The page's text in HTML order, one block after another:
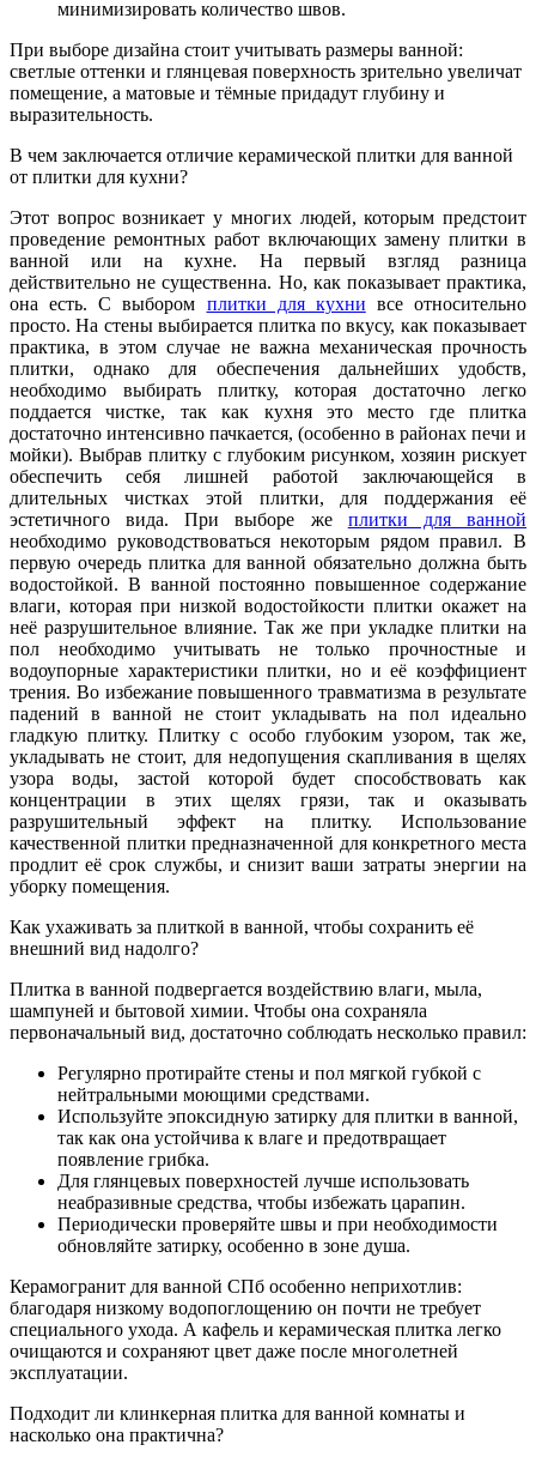
минимизировать количество швов.
При выборе дизайна стоит учитывать размеры ванной:
светлые оттенки и глянцевая поверхность зрительно увеличат
помещение, а матовые и тёмные придадут глубину и
выразительность.
В чем заключается отличие керамической плитки для ванной
от плитки для кухни?
Этот вопрос возникает у многих людей, которым предстоит
проведение ремонтных работ включающих замену плитки в
ванной или на кухне. На первый взгляд разница
действительно не существенна. Но, как показывает практика,
она есть. С выбором плитки для кухни все относительно
просто. На стены выбирается плитка по вкусу, как показывает
практика, в этом случае не важна механическая прочность
плитки, однако для обеспечения дальнейших удобств,
необходимо выбирать плитку, которая достаточно легко
поддается чистке, так как кухня это место где плитка
достаточно интенсивно пачкается, (особенно в районах печи и
мойки). Выбрав плитку с глубоким рисунком, хозяин рискует
обеспечить себя лишней работой заключающейся в
длительных чистках этой плитки, для поддержания её
эстетичного вида. При выборе же плитки для ванной
необходимо руководствоваться некоторым рядом правил. В
первую очередь плитка для ванной обязательно должна быть
водостойкой. В ванной постоянно повышенное содержание
влаги, которая при низкой водостойкости плитки окажет на
неё разрушительное влияние. Так же при укладке плитки на
пол необходимо учитывать не только прочностные и
водоупорные характеристики плитки, но и её коэффициент
трения. Во избежание повышенного травматизма в результате
падений в ванной не стоит укладывать на пол идеально
гладкую плитку. Плитку с особо глубоким узором, так же,
укладывать не стоит, для недопущения скапливания в щелях
узора воды, застой которой будет способствовать как
концентрации в этих щелях грязи, так и оказывать
разрушительный эффект на плитку. Использование
качественной плитки предназначенной для конкретного места
продлит её срок службы, и снизит ваши затраты энергии на
уборку помещения.
Как ухаживать за плиткой в ванной, чтобы сохранить её
внешний вид надолго?
Плитка в ванной подвергается воздействию влаги, мыла,
шампуней и бытовой химии. Чтобы она сохраняла
первоначальный вид, достаточно соблюдать несколько правил:
Регулярно протирайте стены и пол мягкой губкой с
нейтральными моющими средствами.
Используйте эпоксидную затирку для плитки в ванной,
так как она устойчива к влаге и предотвращает
появление грибка.
Для глянцевых поверхностей лучше использовать
неабразивные средства, чтобы избежать царапин.
Периодически проверяйте швы и при необходимости
обновляйте затирку, особенно в зоне душа.
Керамогранит для ванной СПб особенно неприхотлив:
благодаря низкому водопоглощению он почти не требует
специального ухода. А кафель и керамическая плитка легко
очищаются и сохраняют цвет даже после многолетней
эксплуатации.
Подходит ли клинкерная плитка для ванной комнаты и
насколько она практична?